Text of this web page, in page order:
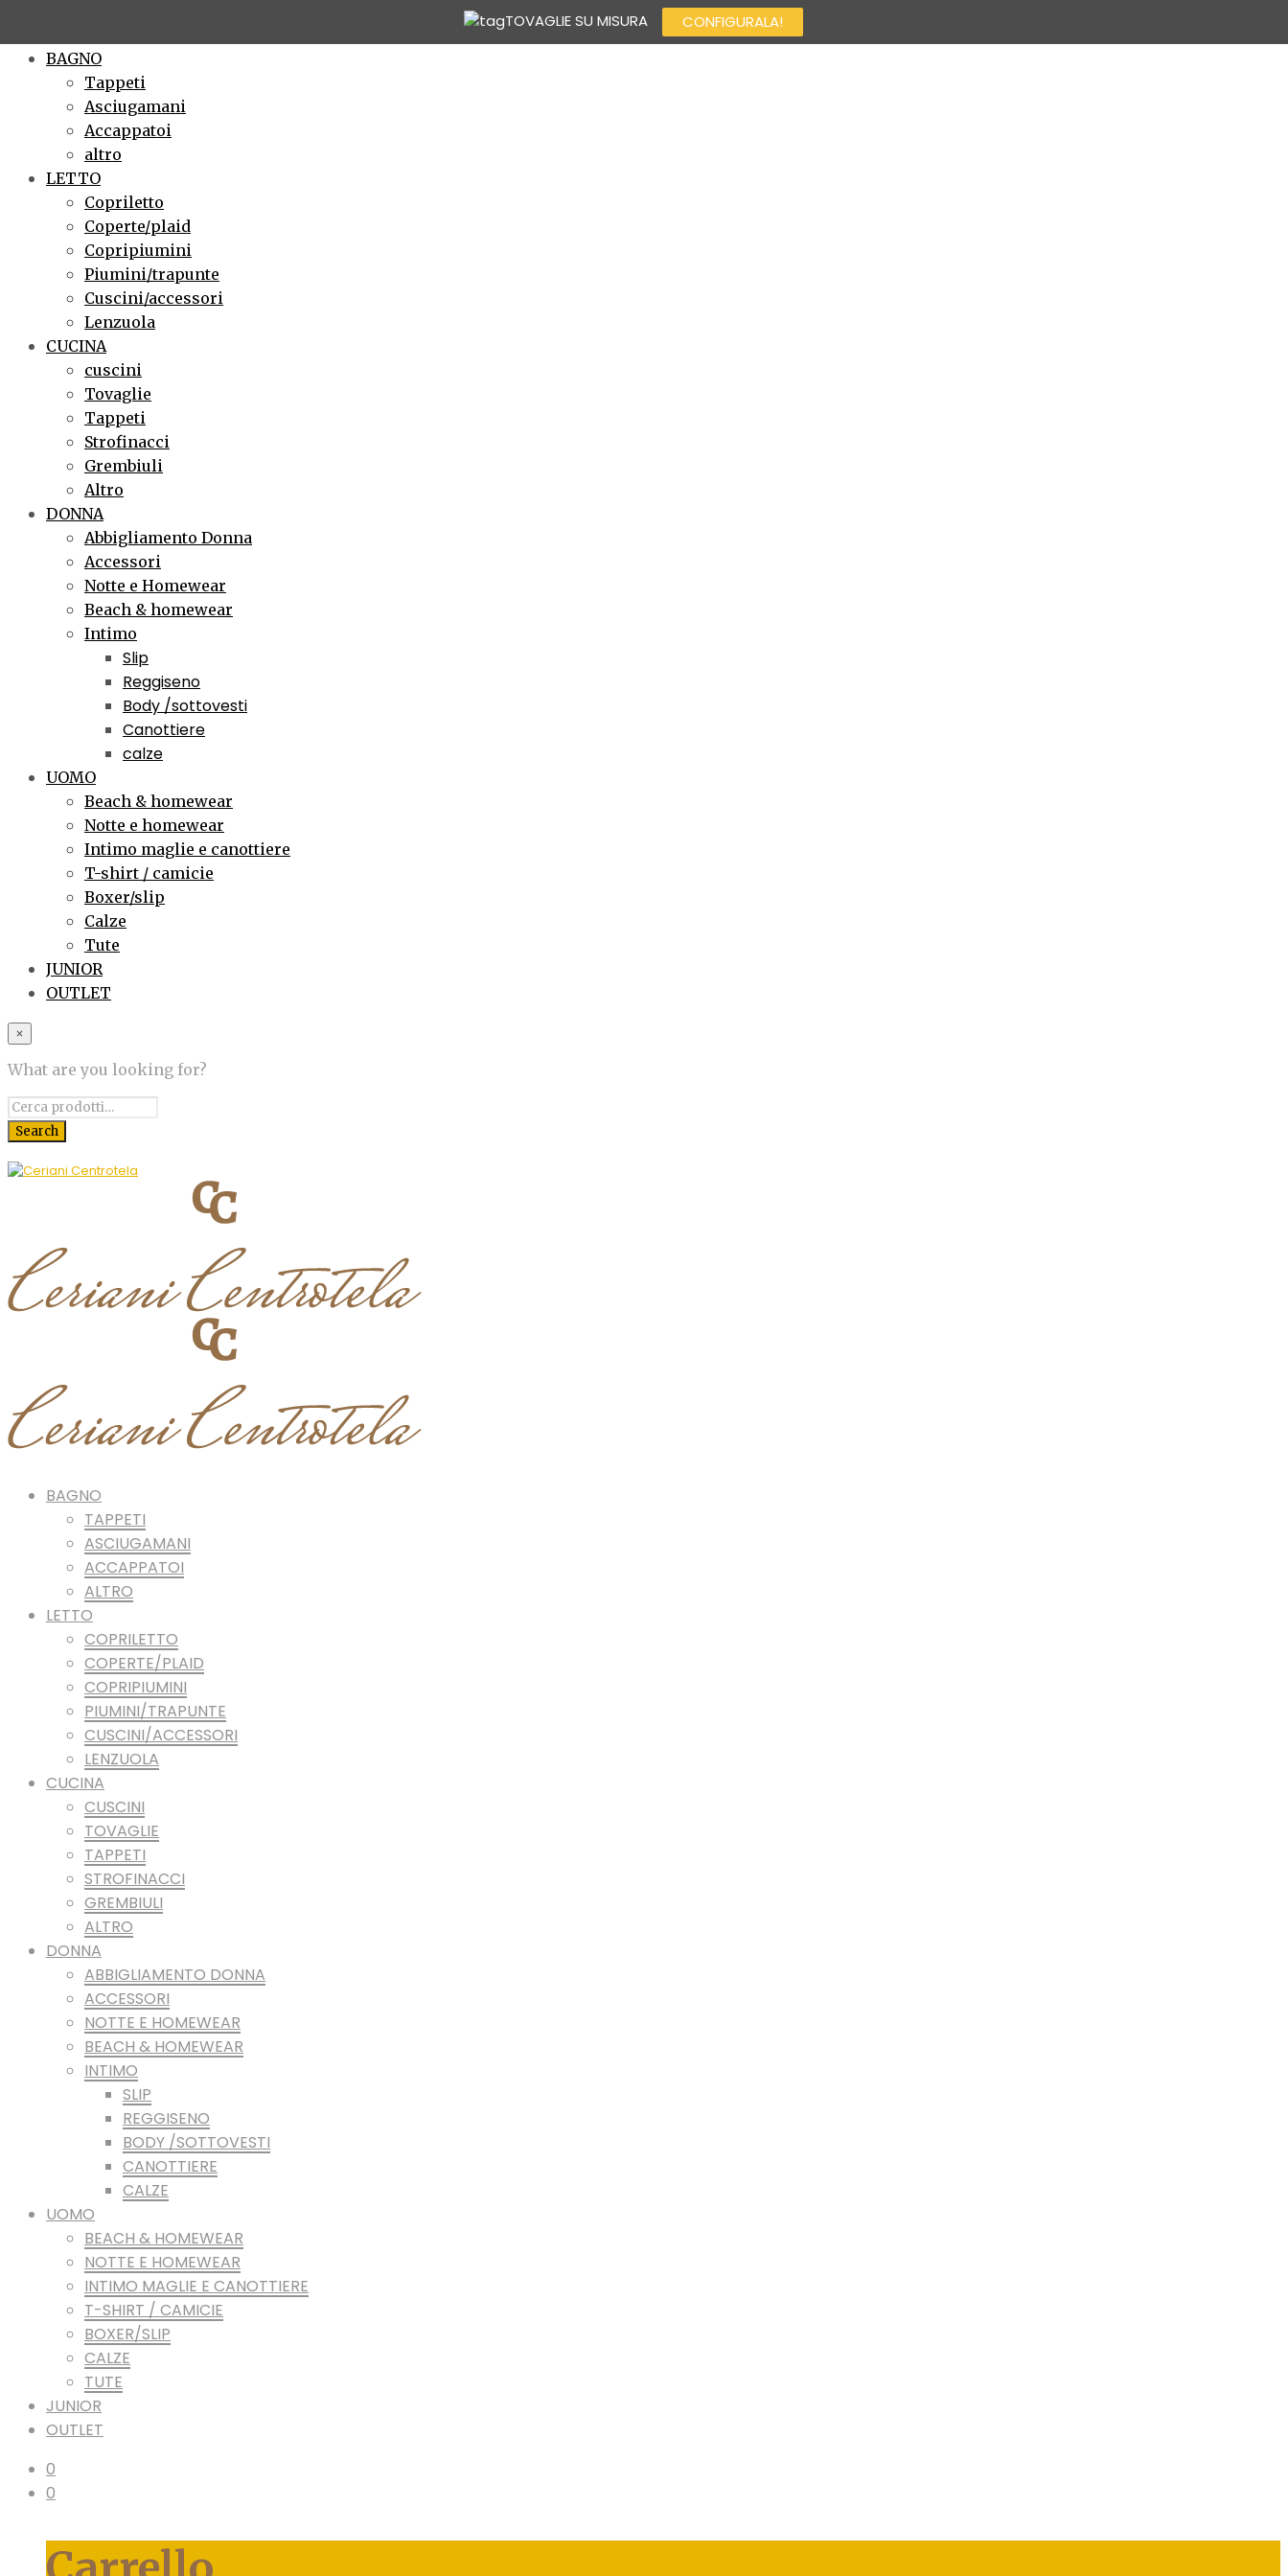
BAGNO
Tappeti
Asciugamani
Accappatoi
altro
LETTO
Copriletto
Coperte/plaid
Copripiumini
Piumini/trapunte
Cuscini/accessori
Lenzuola
CUCINA
cuscini
Tovaglie
Tappeti
Strofinacci
Grembiuli
Altro
DONNA
Abbigliamento Donna
Accessori
Notte e Homewear
Beach & homewear
Intimo
Slip
Reggiseno
Body /sottovesti
Canottiere
calze
UOMO
Beach & homewear
Notte e homewear
Intimo maglie e canottiere
T-shirt / camicie
Boxer/slip
Calze
Tute
JUNIOR
OUTLET
×
What are you looking for?
BAGNO
TAPPETI
ASCIUGAMANI
ACCAPPATOI
ALTRO
LETTO
COPRILETTO
COPERTE/PLAID
COPRIPIUMINI
PIUMINI/TRAPUNTE
CUSCINI/ACCESSORI
LENZUOLA
CUCINA
CUSCINI
TOVAGLIE
TAPPETI
STROFINACCI
GREMBIULI
ALTRO
DONNA
ABBIGLIAMENTO DONNA
ACCESSORI
NOTTE E HOMEWEAR
BEACH & HOMEWEAR
INTIMO
SLIP
REGGISENO
BODY /SOTTOVESTI
CANOTTIERE
CALZE
UOMO
BEACH & HOMEWEAR
NOTTE E HOMEWEAR
INTIMO MAGLIE E CANOTTIERE
T-SHIRT / CAMICIE
BOXER/SLIP
CALZE
TUTE
JUNIOR
OUTLET
0
0
TOVAGLIE SU MISURA CONFIGURALA!